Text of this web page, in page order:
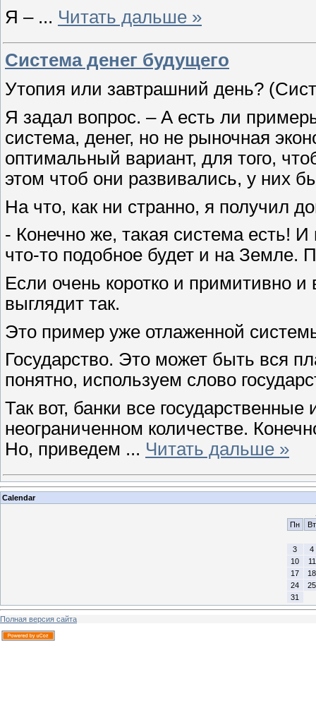
Я – ... Читать дальше »
Система денег будущего
Утопия или завтрашний день?
Я задал вопрос. – А есть ли
система, денег, но не рыночная
оптимальный вариант, для того,
этом чтоб они развивались, у них
На что, как ни странно, я получил
- Конечно же, такая система есть!
что-то подобное будет и на
Если очень коротко и примитивно
выглядит так.
Это пример уже отлаженной
Государство. Это может быть вся
понятно, используем слово
Так вот, банки все государственные
неограниченном количестве.
Но, приведем ... Читать дальше »
Calendar
Пн
Вт
3
4
10
11
17
18
24
25
31
Полная версия сайта